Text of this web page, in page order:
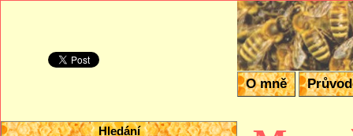
Domácí
O mně
Hledání